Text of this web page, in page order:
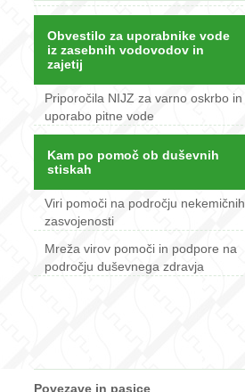
Obvestilo za uporabnike vode
iz zasebnih vodovodov in
zajetij
Priporočila NIJZ za varno oskrbo in
uporabo pitne vode
Kam po pomoč ob duševnih
stiskah
Viri pomoči na področju nekemičnih
zasvojenosti
Mreža virov pomoči in podpore na
področju duševnega zdravja
Povezave in pasice